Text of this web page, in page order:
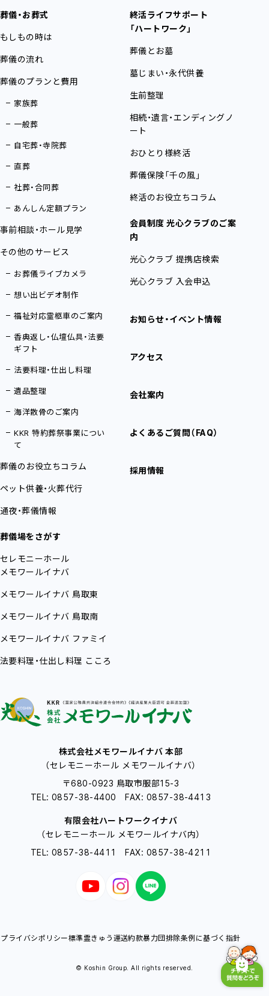
葬儀・お葬式
もしもの時は
葬儀の流れ
葬儀のプランと費用
家族葬
一般葬
自宅葬・寺院葬
直葬
社葬・合同葬
あんしん定額プラン
事前相談・ホール見学
その他のサービス
お葬儀ライブカメラ
想い出ビデオ制作
福祉対応霊柩車のご案内
香典返し・仏壇仏具・法要
ギフト
法要料理・仕出し料理
遺品整理
海洋散骨のご案内
KKR 特約葬祭事業につい
て
葬儀のお役立ちコラム
ペット供養・火葬代行
通夜・葬儀情報
葬儀場をさがす
セレモニーホール
メモワールイナバ
メモワールイナバ 鳥取東
メモワールイナバ 鳥取南
メモワールイナバ ファミイ
法要料理・仕出し料理 こころ
終活ライフサポート
「ハートワーク」
葬儀とお墓
墓じまい・永代供養
生前整理
相続・遺言・エンディングノ
ート
おひとり様終活
葬儀保険「千の風」
終活のお役立ちコラム
会員制度 光心クラブのご案
内
光心クラブ 提携店検索
光心クラブ 入会申込
お知らせ・イベント情報
アクセス
会社案内
よくあるご質問（FAQ）
採用情報
株式会社メモワールイナバ 本部
（セレモニーホール メモワールイナバ）
〒680-0923 鳥取市服部15-3
TEL: 0857-38-4400 FAX: 0857-38-4413
有限会社ハートワークイナバ
（セレモニーホール メモワールイナバ内）
TEL: 0857-38-4411 FAX: 0857-38-4211
プライバシポリシー標準霊きゅう運送約款暴力団排除条例に基づく指針
© Koshin Group. All rights reserved.